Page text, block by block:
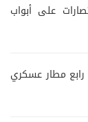
على أبواب
مطار عسكري